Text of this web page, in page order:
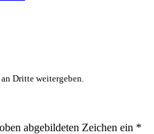
Dritte weitergeben.
abgebildeten Zeichen ein *